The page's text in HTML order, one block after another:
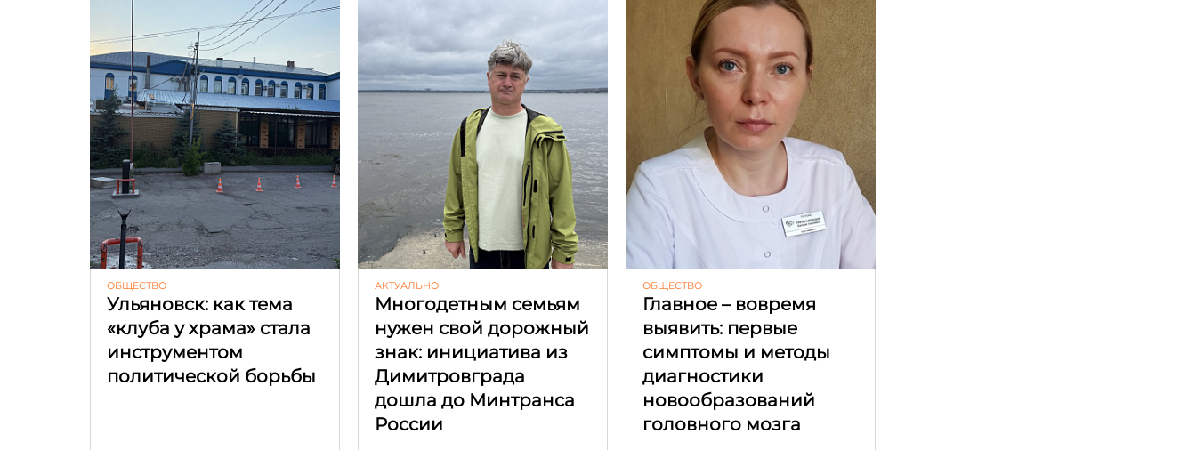
ОБЩЕСТВО
Ульяновск: как тема
«клуба у храма» стала
инструментом
политической борьбы
АКТУАЛЬНО
Многодетным семьям
нужен свой дорожный
знак: инициатива из
Димитровграда
дошла до Минтранса
России
ОБЩЕСТВО
Главное – вовремя
выявить: первые
симптомы и методы
диагностики
новообразований
головного мозга